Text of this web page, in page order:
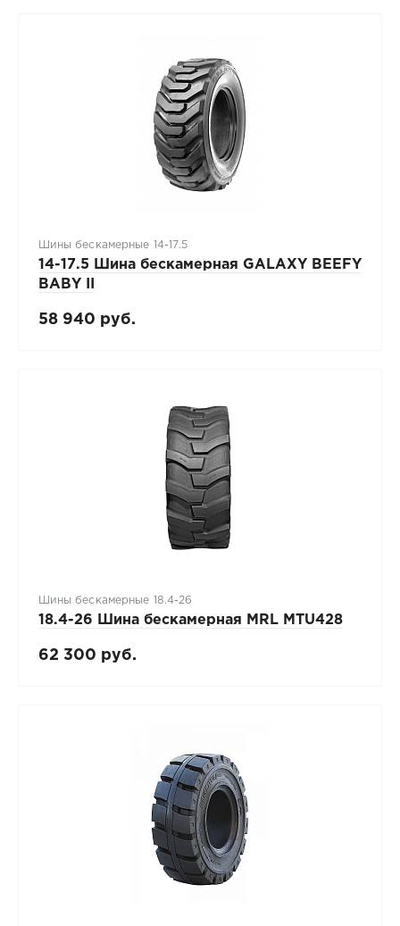
Шины бескамерные 14-17.5
14-17.5 Шина бескамерная GALAXY BEEFY
BABY II
58 940 руб.
Шины бескамерные 18.4-26
18.4-26 Шина бескамерная MRL MTU428
62 300 руб.